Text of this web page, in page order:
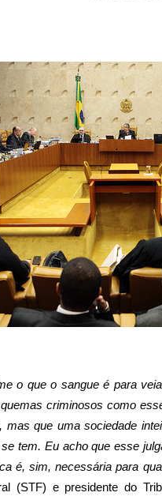
o que o sangue é para
criminosos como
mas que uma sociedade
tem. Eu acho que esse
é, sim, necessária para
(STF) e presidente do